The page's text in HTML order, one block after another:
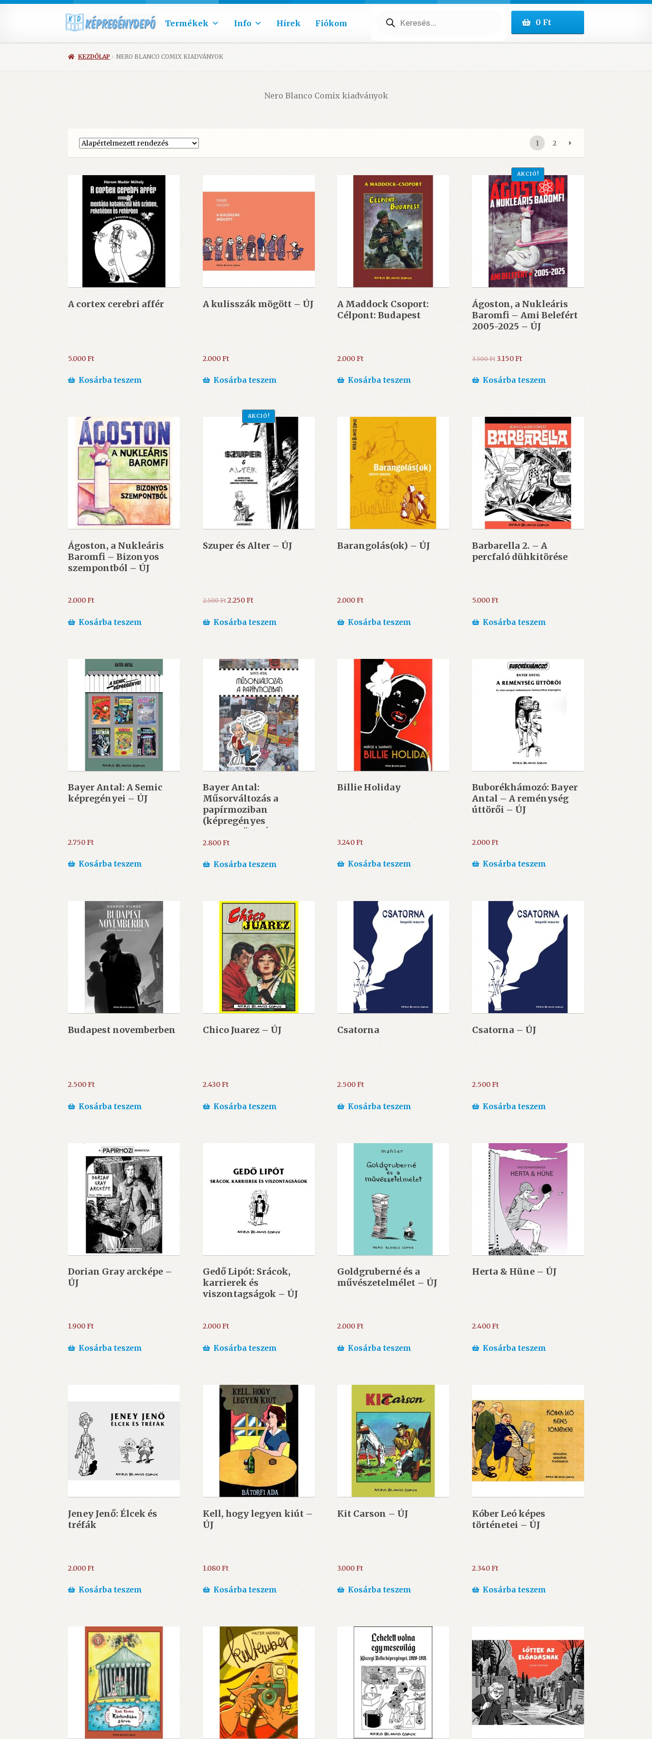
Termékek Info Hírek Fiókom search 0Ft
KEZDŐLAP NERO BLANCO COMIX KIADVÁNYOK
Nero Blanco Comix kiadványok
1 2
A cortex cerebri affér
5.000Ft
Kosárba teszem
A kulisszák mögött – ÚJ
2.000Ft
Kosárba teszem
A Maddock Csoport:
Célpont: Budapest
2.000Ft
Kosárba teszem
Ágoston, a Nukleáris
Baromfi – Ami Belefért
2005-2025 – ÚJ
AKCIÓ!
3.500Ft Original
was:
3.150FtCurrent
is:
Kosárba teszem
Ágoston, a Nukleáris
Baromfi – Bizonyos
szempontból – ÚJ
2.000Ft
Kosárba teszem
Szuper és Alter – ÚJ
AKCIÓ!
2.500Ft Original
was:
2.250FtCurrent
is:
Kosárba teszem
Barangolás(ok) – ÚJ
2.000Ft
Kosárba teszem
Barbarella 2. – A
percfaló dühkitörése
5.000Ft
Kosárba teszem
Bayer Antal: A Semic
képregényei – ÚJ
2.750Ft
Kosárba teszem
Bayer Antal:
Műsorváltozás a
papírmoziban
(képregényes
ismertető) – ÚJ
2.800Ft
Kosárba teszem
Billie Holiday
3.240Ft
Kosárba teszem
Buborékhámozó: Bayer
Antal – A reménység
úttörői – ÚJ
2.000Ft
Kosárba teszem
Budapest novemberben
2.500Ft
Kosárba teszem
Chico Juarez – ÚJ
2.430Ft
Kosárba teszem
Csatorna
2.500Ft
Kosárba teszem
Csatorna – ÚJ
2.500Ft
Kosárba teszem
Dorian Gray arcképe –
ÚJ
1.900Ft
Kosárba teszem
Gedő Lipót: Srácok,
karrierek és
viszontagságok – ÚJ
2.000Ft
Kosárba teszem
Goldgruberné és a
művészetelmélet – ÚJ
2.000Ft
Kosárba teszem
Herta & Hüne – ÚJ
2.400Ft
Kosárba teszem
Jeney Jenő: Élcek és
tréfák
2.000Ft
Kosárba teszem
Kell, hogy legyen kiút –
ÚJ
1.080Ft
Kosárba teszem
Kit Carson – ÚJ
3.000Ft
Kosárba teszem
Kóber Leó képes
történetei – ÚJ
2.340Ft
Kosárba teszem